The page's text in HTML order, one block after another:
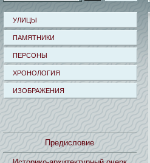
УЛИЦЫ
ПАМЯТНИКИ
ПЕРСОНЫ
ХРОНОЛОГИЯ
ИЗОБРАЖЕНИЯ
Предисловие